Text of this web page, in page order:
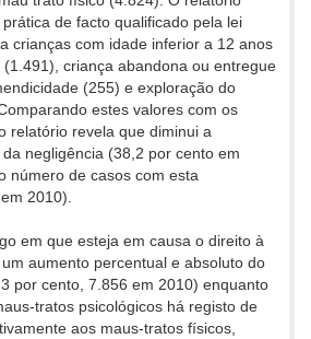
de facto qualificado pela lei
crianças com idade inferior a 12 anos
criança abandona ou entregue
(255) e exploração do
estes valores com os
relatório revela que diminui a
negligência (38,2 por cento em
número de casos com esta
2010).
em que esteja em causa o direito à
aumento percentual e absoluto do
por cento, 7.856 em 2010) enquanto
tratos psicológicos há registo de
aos maus-tratos físicos,